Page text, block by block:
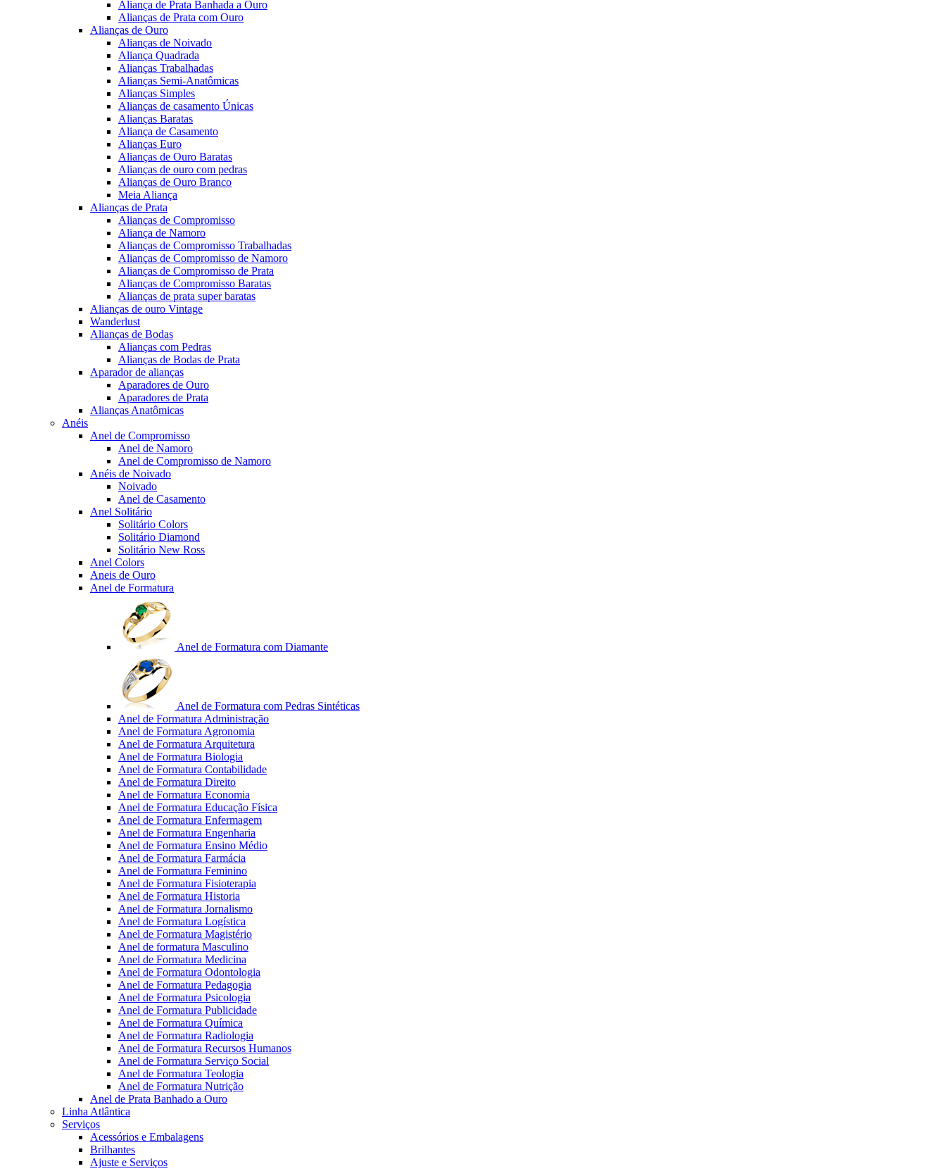
Aliança de Prata Banhada a Ouro
Alianças de Prata com Ouro
Alianças de Ouro
Alianças de Noivado
Aliança Quadrada
Alianças Trabalhadas
Alianças Semi-Anatômicas
Alianças Simples
Alianças de casamento Únicas
Alianças Baratas
Aliança de Casamento
Alianças Euro
Alianças de Ouro Baratas
Alianças de ouro com pedras
Alianças de Ouro Branco
Meia Aliança
Alianças de Prata
Alianças de Compromisso
Aliança de Namoro
Alianças de Compromisso Trabalhadas
Alianças de Compromisso de Namoro
Alianças de Compromisso de Prata
Alianças de Compromisso Baratas
Alianças de prata super baratas
Alianças de ouro Vintage
Wanderlust
Alianças de Bodas
Alianças com Pedras
Alianças de Bodas de Prata
Aparador de alianças
Aparadores de Ouro
Aparadores de Prata
Alianças Anatômicas
Anéis
Anel de Compromisso
Anel de Namoro
Anel de Compromisso de Namoro
Anéis de Noivado
Noivado
Anel de Casamento
Anel Solitário
Solitário Colors
Solitário Diamond
Solitário New Ross
Anel Colors
Aneis de Ouro
Anel de Formatura
Anel de Formatura com Diamante
Anel de Formatura com Pedras Sintéticas
Anel de Formatura Administração
Anel de Formatura Agronomia
Anel de Formatura Arquitetura
Anel de Formatura Biologia
Anel de Formatura Contabilidade
Anel de Formatura Direito
Anel de Formatura Economia
Anel de Formatura Educação Física
Anel de Formatura Enfermagem
Anel de Formatura Engenharia
Anel de Formatura Ensino Médio
Anel de Formatura Farmácia
Anel de Formatura Feminino
Anel de Formatura Fisioterapia
Anel de Formatura Historia
Anel de Formatura Jornalismo
Anel de Formatura Logística
Anel de Formatura Magistério
Anel de formatura Masculino
Anel de Formatura Medicina
Anel de Formatura Odontologia
Anel de Formatura Pedagogia
Anel de Formatura Psicologia
Anel de Formatura Publicidade
Anel de Formatura Química
Anel de Formatura Radiologia
Anel de Formatura Recursos Humanos
Anel de Formatura Serviço Social
Anel de Formatura Teologia
Anel de Formatura Nutrição
Anel de Prata Banhado a Ouro
Linha Atlântica
Serviços
Acessórios e Embalagens
Brilhantes
Ajuste e Serviços